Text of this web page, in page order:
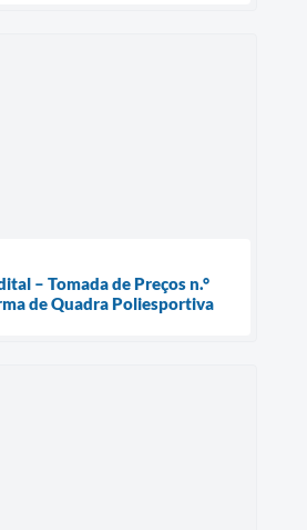
– Tomada de Preços n.°
de Quadra Poliesportiva